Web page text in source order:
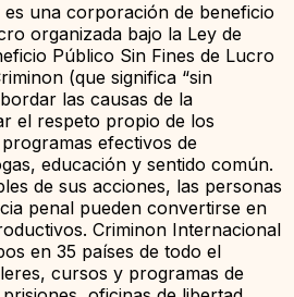
es una corporación de beneficio
organizada bajo la Ley de
Público Sin Fines de Lucro
(que significa “sin
las causas de la
el respeto propio de los
efectivos de
educación y sentido común.
de sus acciones, las personas
penal pueden convertirse en
Criminon Internacional
en 35 países de todo el
cursos y programas de